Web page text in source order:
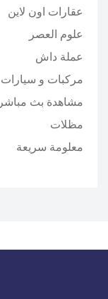
عقارات اون لاين
علوم العصر
عملة داش
مركبات و سيارات
مشاهدة بث مباشر
مظلات
معلومة سريعة